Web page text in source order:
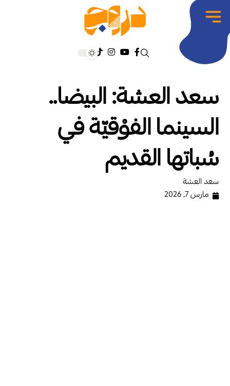
سعد العشة: البيضا..
السينما الفوْقيّة في
سُباتها القديم
سعد العشة
مارس 7, 2026